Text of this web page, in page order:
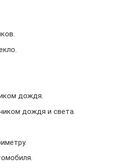
дождя.
дождя и света.